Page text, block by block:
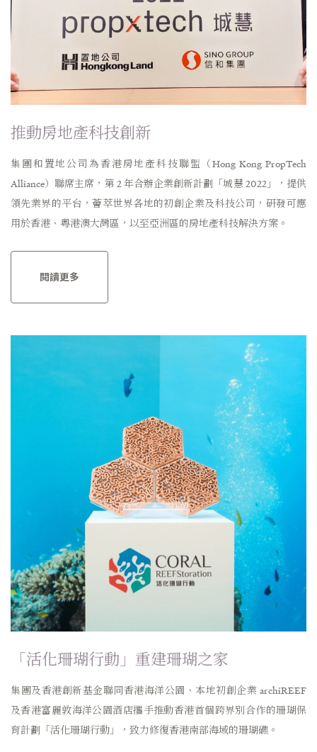
推動房地產科技創新
集團和置地公司為香港房地產科技聯盟（Hong Kong PropTech
Alliance）聯席主席，第 2 年合辦企業創新計劃「城慧 2022」，提供
領先業界的平台，薈萃世界各地的初創企業及科技公司，研發可應
用於香港、粵港澳大灣區，以至亞洲區的房地產科技解決方案。
閱讀更多
「活化珊瑚行動」重建珊瑚之家
集團及香港創新基金聯同香港海洋公園、本地初創企業 archiREEF
及香港富麗敦海洋公園酒店攜手推動香港首個跨界別合作的珊瑚保
育計劃「活化珊瑚行動」，致力修復香港南部海域的珊瑚礁。